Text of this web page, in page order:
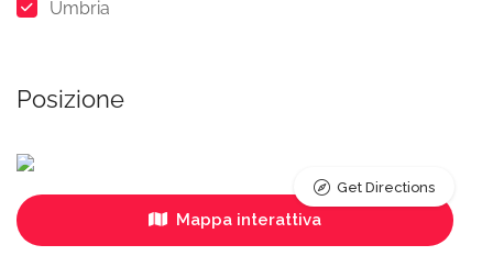
Umbria
Posizione
Mappa interattiva
Get Directions